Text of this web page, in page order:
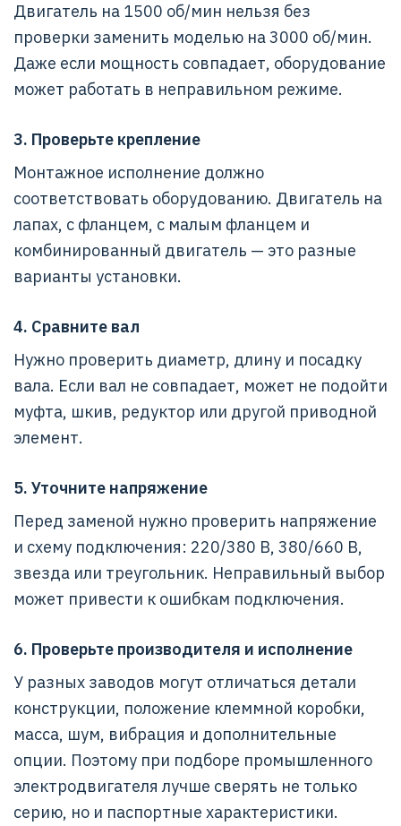
Двигатель на 1500 об/мин нельзя без
проверки заменить моделью на 3000 об/мин.
Даже если мощность совпадает, оборудование
может работать в неправильном режиме.
3. Проверьте крепление
Монтажное исполнение должно
соответствовать оборудованию. Двигатель на
лапах, с фланцем, с малым фланцем и
комбинированный двигатель — это разные
варианты установки.
4. Сравните вал
Нужно проверить диаметр, длину и посадку
вала. Если вал не совпадает, может не подойти
муфта, шкив, редуктор или другой приводной
элемент.
5. Уточните напряжение
Перед заменой нужно проверить напряжение
и схему подключения: 220/380 В, 380/660 В,
звезда или треугольник. Неправильный выбор
может привести к ошибкам подключения.
6. Проверьте производителя и исполнение
У разных заводов могут отличаться детали
конструкции, положение клеммной коробки,
масса, шум, вибрация и дополнительные
опции. Поэтому при подборе промышленного
электродвигателя лучше сверять не только
серию, но и паспортные характеристики.